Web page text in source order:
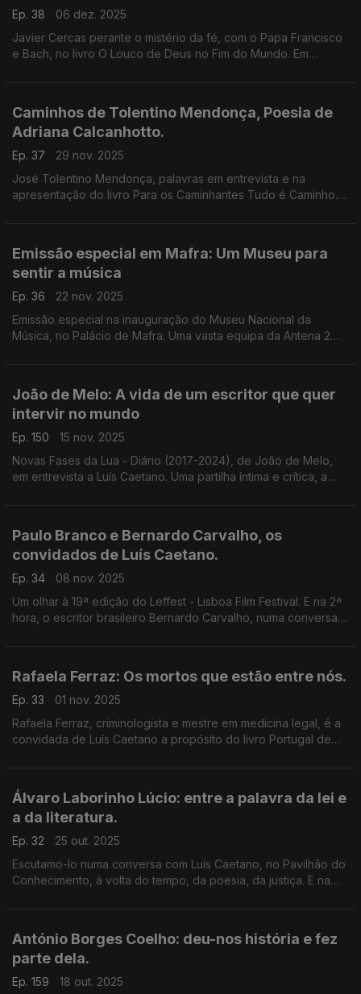
Ep. 38
06 dez. 2025
Javier Cercas perante o mistério da fé, com o Papa Francisco
e Bach, no livro O Louco de Deus no Fim do Mundo. Em
Caminhos de Tolentino Mendonça, Poesia de
Adriana Calcanhotto.
Ep. 37
29 nov. 2025
José Tolentino Mendonça, palavras em entrevista e na
apresentação do livro Para os Caminhantes Tudo é Caminho. E
Emissão especial em Mafra: Um Museu para
sentir a música
Ep. 36
22 nov. 2025
Emissão especial na inauguração do Museu Nacional da
Música, no Palácio de Mafra: Uma vasta equipa da Antena 2
João de Melo: A vida de um escritor que quer
intervir no mundo
Ep. 150
15 nov. 2025
Novas Fases da Lua - Diário (2017-2024), de João de Melo,
em entrevista a Luís Caetano. Uma partilha íntima e crítica, a
Paulo Branco e Bernardo Carvalho, os
convidados de Luís Caetano.
Ep. 34
08 nov. 2025
Um olhar à 19ª edição do Leffest - Lisboa Film Festival. E na 2ª
hora, o escritor brasileiro Bernardo Carvalho, numa conversa
Rafaela Ferraz: Os mortos que estão entre nós.
Ep. 33
01 nov. 2025
Rafaela Ferraz, criminologista e mestre em medicina legal, é a
convidada de Luís Caetano a propósito do livro Portugal de
Álvaro Laborinho Lúcio: entre a palavra da lei e
a da literatura.
Ep. 32
25 out. 2025
Escutamo-lo numa conversa com Luís Caetano, no Pavilhão do
Conhecimento, à volta do tempo, da poesia, da justiça. E na
António Borges Coelho: deu-nos história e fez
parte dela.
Ep. 159
18 out. 2025